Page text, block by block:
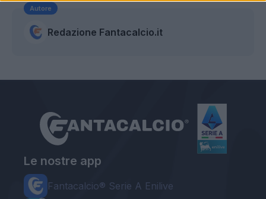
Autore
Redazione Fantacalcio.it
Le nostre app
Fantacalcio® Serie A Enilive